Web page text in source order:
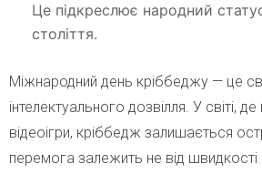
Це підкреслює народний
століття.
Міжнародний день кріббеджу — це
інтелектуального дозвілля. У світі,
відеоігри, кріббедж залишається
перемога залежить не від швидкості